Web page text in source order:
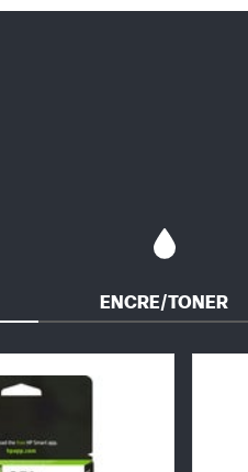
ENCRE/TONER